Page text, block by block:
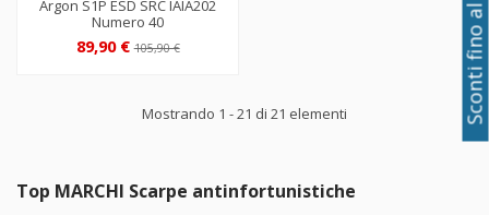
Argon S1P ESD SRC IAIA202
Numero 40
89,90 €105,90 €
Mostrando 1 - 21 di 21 elementi
Top MARCHI Scarpe antinfortunistiche
Sconti fino al 50%